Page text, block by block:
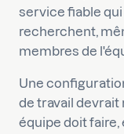
service fiable
recherchent,
membres de
Une
de travail devrait
équipe doit